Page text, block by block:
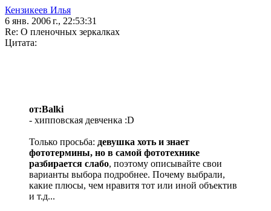
Кензикеев Илья
6 янв. 2006 г., 22:53:31
Re: О пленочных зеркалках
Цитата:
от:Balki
- хипповская девченка :D
Только просьба: девушка хоть и знает
фототермины, но в самой фототехнике
разбирается слабо, поэтому описывайте свои
варианты выбора подробнее. Почему выбрали,
какие плюсы, чем нравитя тот или иной объектив
и т.д...